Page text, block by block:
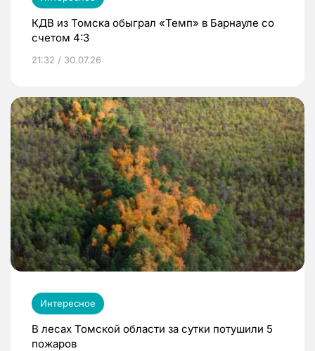
КДВ из Томска обыграл «Темп» в Барнауле со
счетом 4:3
21:32 / 30.07.26
Интересное
В лесах Томской области за сутки потушили 5
пожаров